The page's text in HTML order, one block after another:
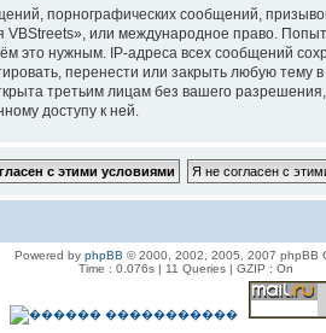
порнографических сообщений,
или международное право.
это нужным. IP-адреса всех сообщений
перенести или закрыть любую тему
третьим лицам без вашего
доступу к ней.
Powered by phpBB © 2000, 2002, 2005, 2007 phpBB
Time : 0.076s | 11 Queries | GZIP : On